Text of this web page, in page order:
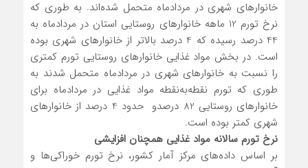
خانوارهای شهری در مردادماه متحمل شده‌اند. به طوری که
نرخ تورم 12 ماهه خانوارهای روستایی استان در مردادماه به
44 درصد رسیده که 4 درصد بالاتر از خانوارهای شهری بوده
است. در بخش مواد غذایی خانوارهای روستایی تورم کمتری
را نسبت به خانوارهای شهری در مردادماه متحمل شدند به
طوری که تورم نقطه‌به‌نقطه مواد غذایی در مردادماه برای
خانوارهای روستایی 82 درصدو حدود 4 درصد از خانوارهای
شهری کمتر بوده است.
نرخ تورم سالانه مواد غذایی همچنان افزایشی
بر اساس داده‌های مرکز آمار کشور، نرخ تورم خوراکی‌ها و